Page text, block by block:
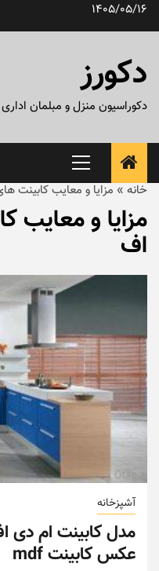
پرش1405/05/16
دکورز
دکوراسیون منزل و مبلمان
منوی
اصلی
خانه » مزایا و معایب کابینت
مزایا و معایب
اف
آشپزخانه
مدل کابینت ام دی
عکس کابینت mdf